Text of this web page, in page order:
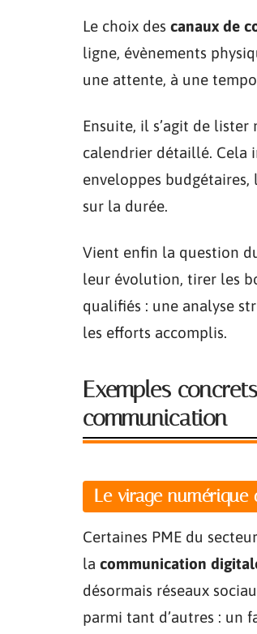
Le choix des canaux de
ligne, évènements
une attente, à une
Ensuite, il s’agit de
calendrier détaillé. Cela
enveloppes
sur la durée.
Vient enfin la question
leur évolution, tirer les
qualifiés : une analyse
les efforts accomplis.
Exemples
communication
Le virage numérique
Certaines PME du
la communication
désormais réseaux
parmi tant d’autres : un